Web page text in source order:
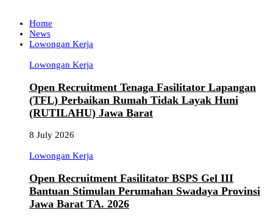
Home
News
Lowongan Kerja
Lowongan Kerja
Open Recruitment Tenaga Fasilitator Lapangan
(TFL) Perbaikan Rumah Tidak Layak Huni
(RUTILAHU) Jawa Barat
8 July 2026
Lowongan Kerja
Open Recruitment Fasilitator BSPS Gel III
Bantuan Stimulan Perumahan Swadaya Provinsi
Jawa Barat TA. 2026